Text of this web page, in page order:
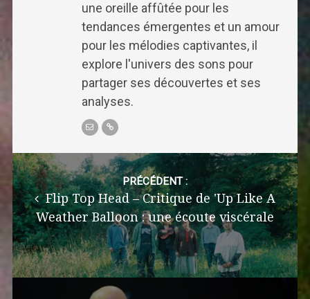
une oreille affûtée pour les
tendances émergentes et un amour
pour les mélodies captivantes, il
explore l'univers des sons pour
partager ses découvertes et ses
analyses.
Post
navigation
PRÉCÉDENT :
Flip Top Head – Critique de 'Up Like A
Weather Balloon : une écoute viscérale